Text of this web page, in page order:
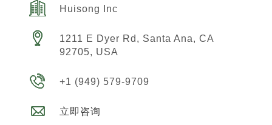
Huisong Inc
1211 E Dyer Rd, Santa Ana, CA
92705, USA
+1 (949) 579-9709
立即咨询